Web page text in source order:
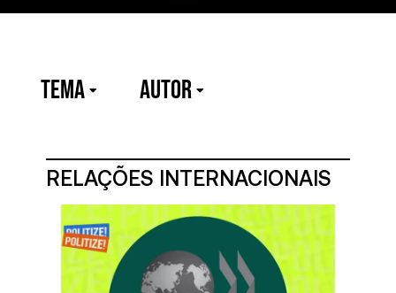
Pesquisar
TEMA Autor
RELAÇÕES INTERNACIONAIS